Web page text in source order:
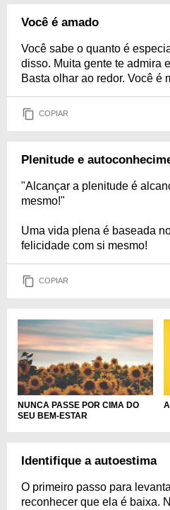
Você é amado
Você sabe o quanto é
disso. Muita gente te admira
Basta olhar ao redor. Você é
COPIAR
Plenitude e
"Alcançar a plenitude é
mesmo!"
Uma vida plena é baseada
felicidade com si mesmo!
COPIAR
NUNCA PASSE POR CIMA DO
SEU BEM-ESTAR
Identifique a autoestima
O primeiro passo para
reconhecer que ela é baixa.